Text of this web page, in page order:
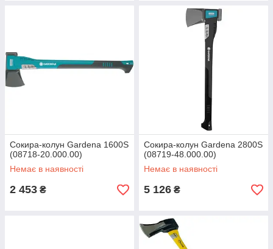
Сокира-колун Gardena 1600S
(08718-20.000.00)
Немає в наявності
2 453 ₴
Сокира-колун Gardena 2800S
(08719-48.000.00)
Немає в наявності
5 126 ₴